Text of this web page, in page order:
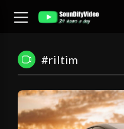
#riltim